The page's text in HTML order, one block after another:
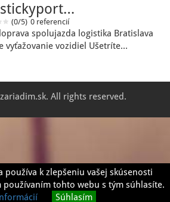
(0/5) 0 referencií
spolujazda logistika Bratislava
vyťažovanie vozidiel Ušetríte…
All rights reserved.
používa k zlepšeniu vašej skúsenosti
používaním tohto webu s tým súhlasíte.
Súhlasím